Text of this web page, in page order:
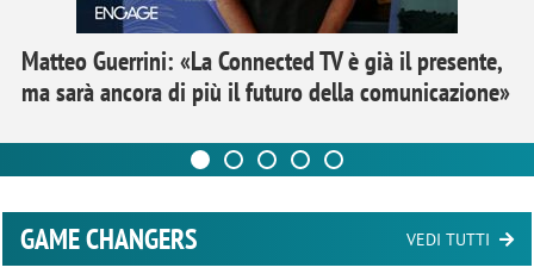
Matteo Guerrini: «La Connected TV è già il presente,
ma sarà ancora di più il futuro della comunicazione»
GAME CHANGERS VEDI TUTTI